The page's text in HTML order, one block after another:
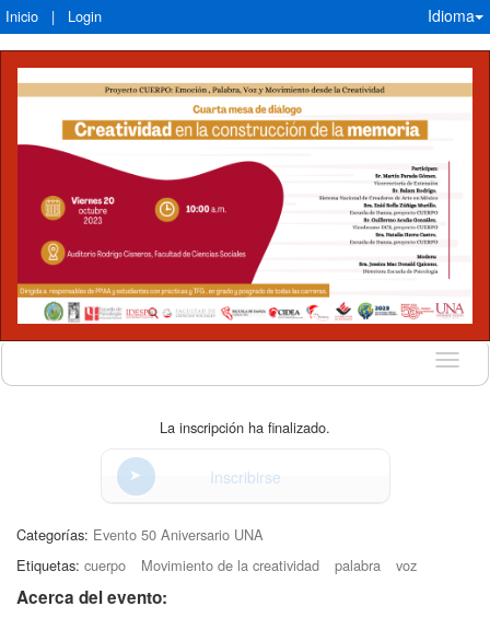
Inicio | Login Idioma
Idioma
La inscripción ha finalizado.
Inscribirse
Categorías: Evento 50 Aniversario UNA
Etiquetas: cuerpo Movimiento de la creatividad palabra voz
Acerca del evento: